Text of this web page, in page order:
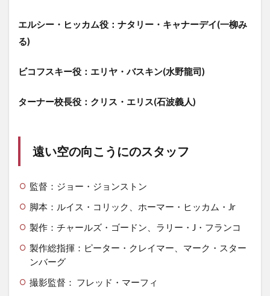
エルシー・ヒッカム役：ナタリー・キャナーデイ(一柳み
る)
ビコフスキー役：エリヤ・バスキン(水野龍司)
ターナー校長役：クリス・エリス(石波義人)
遠い空の向こうにのスタッフ
監督：ジョー・ジョンストン
脚本：ルイス・コリック、ホーマー・ヒッカム・Jr
製作：チャールズ・ゴードン、ラリー・J・フランコ
製作総指揮：ピーター・クレイマー、マーク・スター
ンバーグ
撮影監督： フレッド・マーフィ